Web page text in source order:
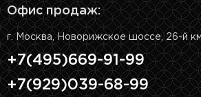
Офис продаж:
г. Москва, Новорижское шоссе, 26-й
+7(495)669-91-99
+7(929)039-68-99